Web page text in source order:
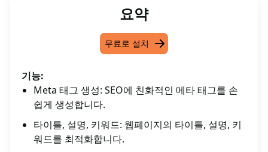
요약
무료로 설치
기능:
Meta 태그 생성: SEO에 친화적인 메타 태그를 손
쉽게 생성합니다.
타이틀, 설명, 키워드: 웹페이지의 타이틀, 설명, 키
워드를 최적화합니다.